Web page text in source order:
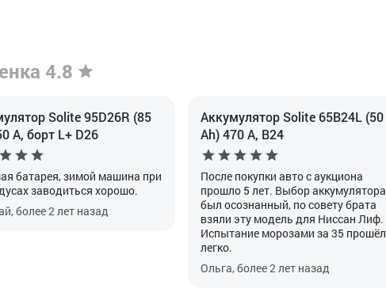
4.8
Solite 95D26R (85
А, борт L+ D26
батарея, зимой машина при
заводиться хорошо.
более 2 лет назад
Аккумулятор Solite 65B24L (50
Ah) 470 А, B24
После покупки авто с аукциона
прошло 5 лет. Выбор аккумулятора
был осознанный, по совету брата
взяли эту модель для Ниссан Лиф.
Испытание морозами за 35 прошёл
легко.
Ольга, более 2 лет назад